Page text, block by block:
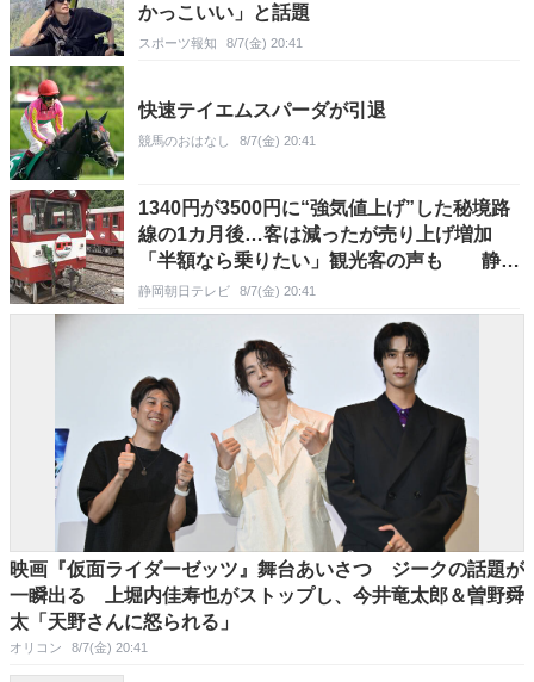
かっこいい」と話題
スポーツ報知 8/7(金) 20:41
快速テイエムスパーダが引退
競馬のおはなし 8/7(金) 20:41
1340円が3500円に“強気値上げ”した秘境路
線の1カ月後…客は減ったが売り上げ増加
「半額なら乗りたい」観光客の声も 静
岡・大井川鉄道井川線
静岡朝日テレビ 8/7(金) 20:41
映画『仮面ライダーゼッツ』舞台あいさつ ジークの話題が
一瞬出る 上堀内佳寿也がストップし、今井竜太郎＆曽野舜
太「天野さんに怒られる」
オリコン 8/7(金) 20:41